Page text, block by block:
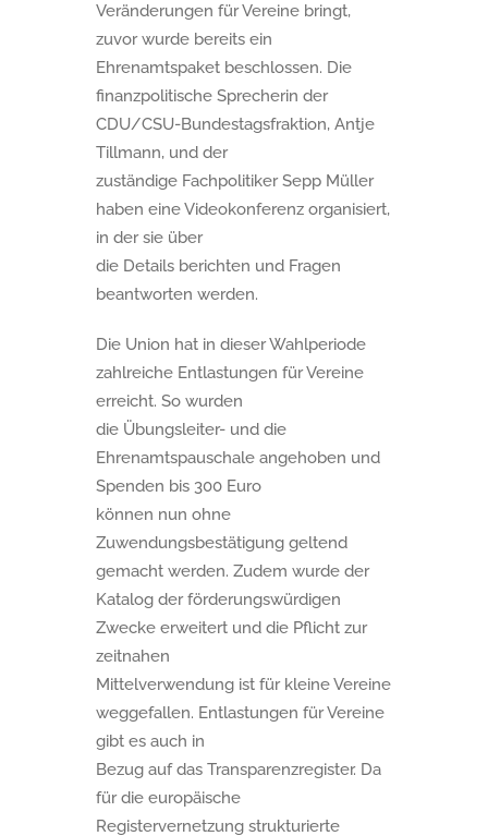
Veränderungen für Vereine bringt,
zuvor wurde bereits ein
Ehrenamtspaket beschlossen. Die
finanzpolitische Sprecherin der
CDU/CSU-Bundestagsfraktion, Antje
Tillmann, und der
zuständige Fachpolitiker Sepp Müller
haben eine Videokonferenz organisiert,
in der sie über
die Details berichten und Fragen
beantworten werden.
Die Union hat in dieser Wahlperiode
zahlreiche Entlastungen für Vereine
erreicht. So wurden
die Übungsleiter- und die
Ehrenamtspauschale angehoben und
Spenden bis 300 Euro
können nun ohne
Zuwendungsbestätigung geltend
gemacht werden. Zudem wurde der
Katalog der förderungswürdigen
Zwecke erweitert und die Pflicht zur
zeitnahen
Mittelverwendung ist für kleine Vereine
weggefallen. Entlastungen für Vereine
gibt es auch in
Bezug auf das Transparenzregister. Da
für die europäische
Registervernetzung strukturierte